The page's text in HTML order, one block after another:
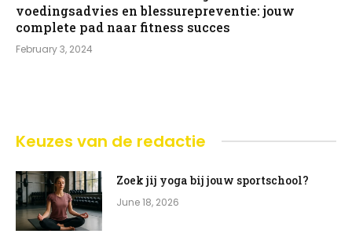
voedingsadvies en blessurepreventie: jouw
complete pad naar fitness succes
February 3, 2024
Keuzes van de redactie
Zoek jij yoga bij jouw sportschool?
June 18, 2026